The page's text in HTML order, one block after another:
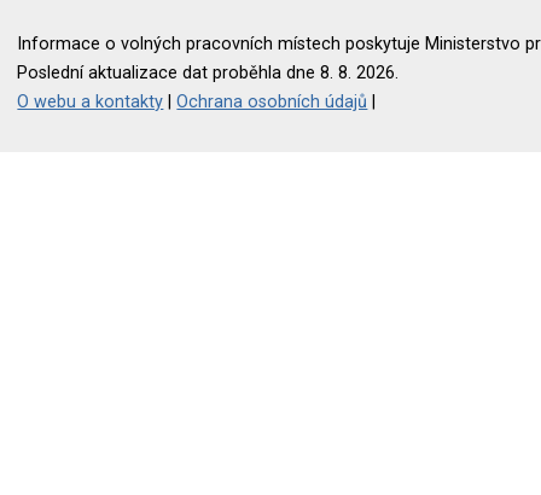
Informace o volných pracovních místech poskytuje Ministerstvo
Poslední aktualizace dat proběhla dne 8. 8. 2026.
O webu a kontakty |Ochrana osobních údajů